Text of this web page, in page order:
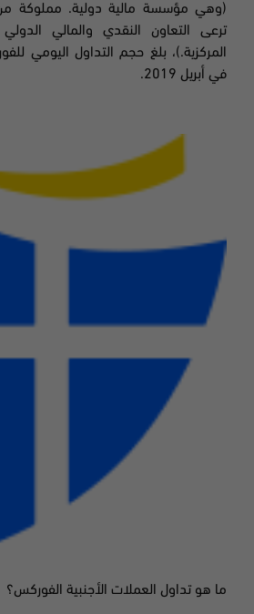
(وهي مؤسسة مالية دولية. مملوكة من
ترعى التعاون النقدي والمالي
في أبريل 2019.
ما هو تداول العملات الأجنبية الفوركس؟